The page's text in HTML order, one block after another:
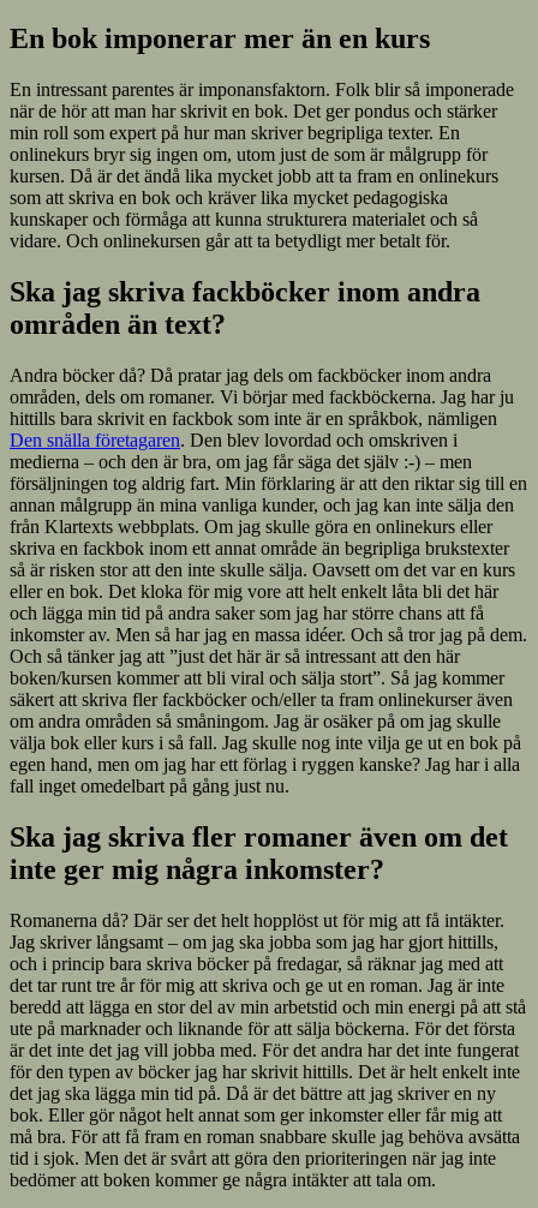
En bok imponerar mer än en kurs
En intressant parentes är imponansfaktorn. Folk blir så imponerade
när de hör att man har skrivit en bok. Det ger pondus och stärker
min roll som expert på hur man skriver begripliga texter. En
onlinekurs bryr sig ingen om, utom just de som är målgrupp för
kursen. Då är det ändå lika mycket jobb att ta fram en onlinekurs
som att skriva en bok och kräver lika mycket pedagogiska
kunskaper och förmåga att kunna strukturera materialet och så
vidare. Och onlinekursen går att ta betydligt mer betalt för.
Ska jag skriva fackböcker inom andra
områden än text?
Andra böcker då? Då pratar jag dels om fackböcker inom andra
områden, dels om romaner. Vi börjar med fackböckerna. Jag har ju
hittills bara skrivit en fackbok som inte är en språkbok, nämligen
Den snälla företagaren. Den blev lovordad och omskriven i
medierna – och den är bra, om jag får säga det själv :-) – men
försäljningen tog aldrig fart. Min förklaring är att den riktar sig till en
annan målgrupp än mina vanliga kunder, och jag kan inte sälja den
från Klartexts webbplats. Om jag skulle göra en onlinekurs eller
skriva en fackbok inom ett annat område än begripliga brukstexter
så är risken stor att den inte skulle sälja. Oavsett om det var en kurs
eller en bok. Det kloka för mig vore att helt enkelt låta bli det här
och lägga min tid på andra saker som jag har större chans att få
inkomster av. Men så har jag en massa idéer. Och så tror jag på dem.
Och så tänker jag att ”just det här är så intressant att den här
boken/kursen kommer att bli viral och sälja stort”. Så jag kommer
säkert att skriva fler fackböcker och/eller ta fram onlinekurser även
om andra områden så småningom. Jag är osäker på om jag skulle
välja bok eller kurs i så fall. Jag skulle nog inte vilja ge ut en bok på
egen hand, men om jag har ett förlag i ryggen kanske? Jag har i alla
fall inget omedelbart på gång just nu.
Ska jag skriva fler romaner även om det
inte ger mig några inkomster?
Romanerna då? Där ser det helt hopplöst ut för mig att få intäkter.
Jag skriver långsamt – om jag ska jobba som jag har gjort hittills,
och i princip bara skriva böcker på fredagar, så räknar jag med att
det tar runt tre år för mig att skriva och ge ut en roman. Jag är inte
beredd att lägga en stor del av min arbetstid och min energi på att stå
ute på marknader och liknande för att sälja böckerna. För det första
är det inte det jag vill jobba med. För det andra har det inte fungerat
för den typen av böcker jag har skrivit hittills. Det är helt enkelt inte
det jag ska lägga min tid på. Då är det bättre att jag skriver en ny
bok. Eller gör något helt annat som ger inkomster eller får mig att
må bra. För att få fram en roman snabbare skulle jag behöva avsätta
tid i sjok. Men det är svårt att göra den prioriteringen när jag inte
bedömer att boken kommer ge några intäkter att tala om.